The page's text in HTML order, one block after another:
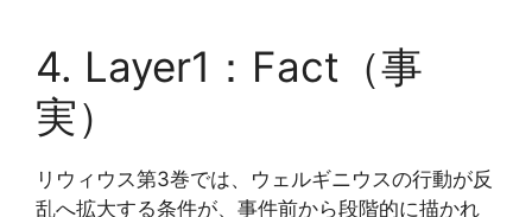
4. Layer1：Fact（事
実）
リウィウス第3巻では、ウェルギニウスの行動が反
乱へ拡大する条件が、事件前から段階的に描かれ